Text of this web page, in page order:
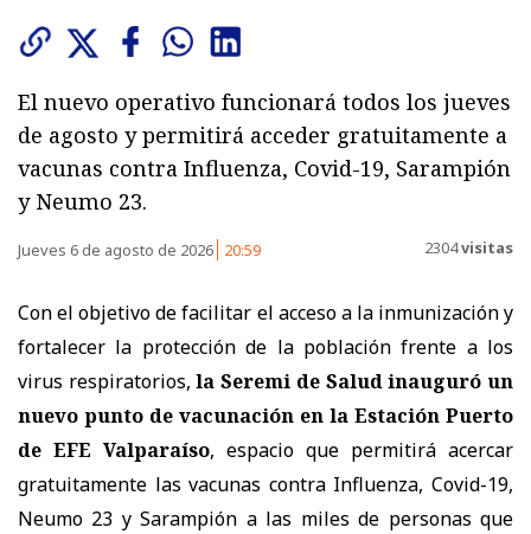
El nuevo operativo funcionará todos los jueves
de agosto y permitirá acceder gratuitamente a
vacunas contra Influenza, Covid-19, Sarampión
y Neumo 23.
Jueves 6 de agosto de 2026 20:59 2304visitas
Con el objetivo de facilitar el acceso a la inmunización y
fortalecer la protección de la población frente a los
virus respiratorios, la Seremi de Salud inauguró un
nuevo punto de vacunación en la Estación Puerto
de EFE Valparaíso, espacio que permitirá acercar
gratuitamente las vacunas contra Influenza, Covid-19,
Neumo 23 y Sarampión a las miles de personas que